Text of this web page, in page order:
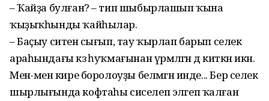
– Ҡайҙа булған? – тип шыбырлашып ҡына
ҡыҙыҡһынды ҡайһылар.
– Баҫыу ситенә сығып, тау ҡырлап барып селек
араһындағы кәзә һуҡмағынан үрмәләгән дә киткән икән.
Менә-менә кире боролоуҙы белмәгән инде... Бер селек
шырлығында кофтаһы сиселеп эләгеп ҡалған